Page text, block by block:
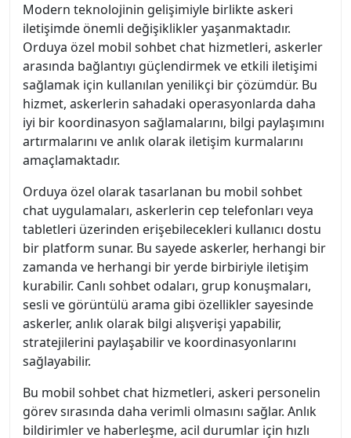
Modern teknolojinin gelişimiyle birlikte askeri
iletişimde önemli değişiklikler yaşanmaktadır.
Orduya özel mobil sohbet chat hizmetleri, askerler
arasında bağlantıyı güçlendirmek ve etkili iletişimi
sağlamak için kullanılan yenilikçi bir çözümdür. Bu
hizmet, askerlerin sahadaki operasyonlarda daha
iyi bir koordinasyon sağlamalarını, bilgi paylaşımını
artırmalarını ve anlık olarak iletişim kurmalarını
amaçlamaktadır.
Orduya özel olarak tasarlanan bu mobil sohbet
chat uygulamaları, askerlerin cep telefonları veya
tabletleri üzerinden erişebilecekleri kullanıcı dostu
bir platform sunar. Bu sayede askerler, herhangi bir
zamanda ve herhangi bir yerde birbiriyle iletişim
kurabilir. Canlı sohbet odaları, grup konuşmaları,
sesli ve görüntülü arama gibi özellikler sayesinde
askerler, anlık olarak bilgi alışverişi yapabilir,
stratejilerini paylaşabilir ve koordinasyonlarını
sağlayabilir.
Bu mobil sohbet chat hizmetleri, askeri personelin
görev sırasında daha verimli olmasını sağlar. Anlık
bildirimler ve haberleşme, acil durumlar için hızlı